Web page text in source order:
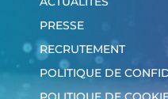
PRESSE
RECRUTEMENT
POLITIQUE DE